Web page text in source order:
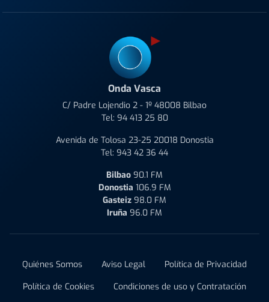
Onda Vasca
C/ Padre Lojendio 2 - 1º 48008 Bilbao
Tel: 94 413 25 80
Avenida de Tolosa 23-25 20018 Donostia
Tel: 943 42 36 44
Bilbao 90.1 FM
Donostia 106.9 FM
Gasteiz 98.0 FM
Iruña 96.0 FM
Quiénes Somos Aviso Legal
Política de Privacidad
Política de Cookies
Condiciones de uso y Contratación